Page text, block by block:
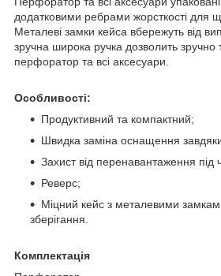
додатковими ребрами жорсткості для
Металеві замки кейса вбережуть від
зручна широка ручка дозволить зручно
перфоратор та всі аксесуари.
Особливості:
Продуктивний та компактний;
Швидка заміна оснащення
Захист від перенавантаження під
Реверс;
Міцний кейс з металевими
зберігання.
Комплектація